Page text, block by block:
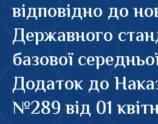
відповідно до
Державного
базової
Додаток до
№289 від 01